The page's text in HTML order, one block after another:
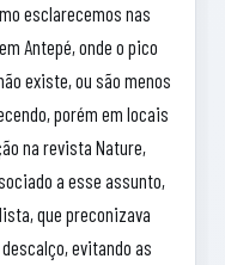
esclarecemos nas
Antepé, onde o pico
existe, ou são menos
porém em locais
na revista Nature,
a esse assunto,
que preconizava
evitando as